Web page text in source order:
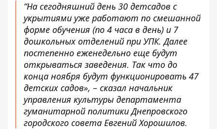
“На сегодняшний день 30 детсадов с
укрытиями уже работают по смешанной
форме обучения (по 4 часа в день) и 7
дошкольных отделений при УПК. Далее
постепенно еженедельно еще будут
открываться заведения. Так что до
конца ноября будут функционировать 47
детских садов», – сказал начальник
управления культуры департамента
гуманитарной политики Днепровского
городского совета Евгений Хорошилов.